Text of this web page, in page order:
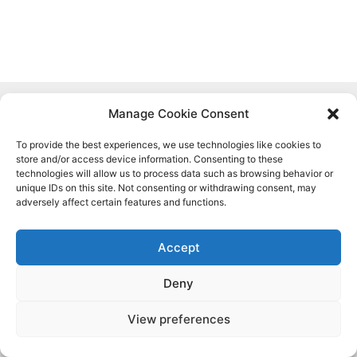
Manage Cookie Consent
To provide the best experiences, we use technologies like cookies to
store and/or access device information. Consenting to these
technologies will allow us to process data such as browsing behavior or
unique IDs on this site. Not consenting or withdrawing consent, may
adversely affect certain features and functions.
Accept
Deny
View preferences
Financiado por la Unión Europea. Las opiniones y puntos de vista
expresados solo comprometen a su(s) autor(es) y no reflejan
necesariamente los de la Unión Europea o los de la Agencia Ejecutiva
Europea de Educación y Cultura (EACEA). Ni la Unión Europea ni la
EACEA pueden ser considerados responsables de ellos.
Copyright © 2026 d-ICT Project Erasmus+